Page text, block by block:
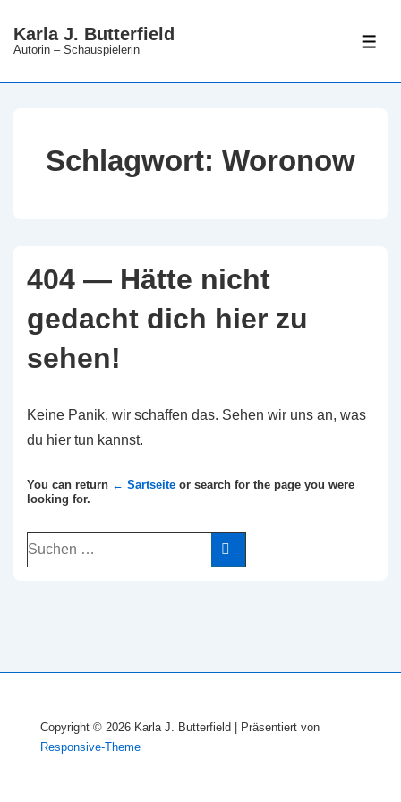
ZumKarla J. Butterfield
Autorin – Schauspielerin
Schlagwort: Woronow
404 — Hätte nicht
gedacht dich hier zu
sehen!
Keine Panik, wir schaffen das. Sehen wir uns an, was
du hier tun kannst.
You can return ← Sartseite or search for the page you were
looking for.
Suchen
nach:
Copyright © 2026 Karla J. Butterfield
| Präsentiert von
Responsive-Theme